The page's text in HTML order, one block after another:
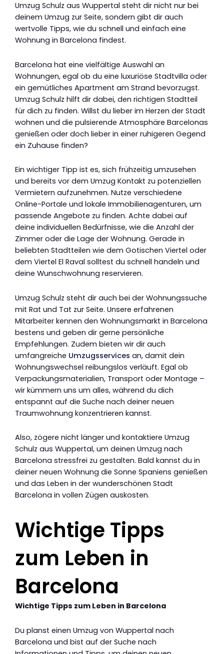
Umzug Schulz aus Wuppertal steht dir nicht nur bei
deinem Umzug zur Seite, sondern gibt dir auch
wertvolle Tipps, wie du schnell und einfach eine
Wohnung in Barcelona findest.
Barcelona hat eine vielfältige Auswahl an
Wohnungen, egal ob du eine luxuriöse Stadtvilla oder
ein gemütliches Apartment am Strand bevorzugst.
Umzug Schulz hilft dir dabei, den richtigen Stadtteil
für dich zu finden. Willst du lieber im Herzen der Stadt
wohnen und die pulsierende Atmosphäre Barcelonas
genießen oder doch lieber in einer ruhigeren Gegend
ein Zuhause finden?
Ein wichtiger Tipp ist es, sich frühzeitig umzusehen
und bereits vor dem Umzug Kontakt zu potenziellen
Vermietern aufzunehmen. Nutze verschiedene
Online-Portale und lokale Immobilienagenturen, um
passende Angebote zu finden. Achte dabei auf
deine individuellen Bedürfnisse, wie die Anzahl der
Zimmer oder die Lage der Wohnung. Gerade in
beliebten Stadtteilen wie dem Gotischen Viertel oder
dem Viertel El Raval solltest du schnell handeln und
deine Wunschwohnung reservieren.
Umzug Schulz steht dir auch bei der Wohnungssuche
mit Rat und Tat zur Seite. Unsere erfahrenen
Mitarbeiter kennen den Wohnungsmarkt in Barcelona
bestens und geben dir gerne persönliche
Empfehlungen. Zudem bieten wir dir auch
umfangreiche Umzugsservices an, damit dein
Wohnungswechsel reibungslos verläuft. Egal ob
Verpackungsmaterialien, Transport oder Montage –
wir kümmern uns um alles, während du dich
entspannt auf die Suche nach deiner neuen
Traumwohnung konzentrieren kannst.
Also, zögere nicht länger und kontaktiere Umzug
Schulz aus Wuppertal, um deinen Umzug nach
Barcelona stressfrei zu gestalten. Bald kannst du in
deiner neuen Wohnung die Sonne Spaniens genießen
und das Leben in der wunderschönen Stadt
Barcelona in vollen Zügen auskosten.
Wichtige Tipps
zum Leben in
Barcelona
Wichtige Tipps zum Leben in Barcelona
Du planst einen Umzug von Wuppertal nach
Barcelona und bist auf der Suche nach